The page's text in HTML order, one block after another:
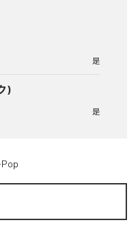
是
)
是